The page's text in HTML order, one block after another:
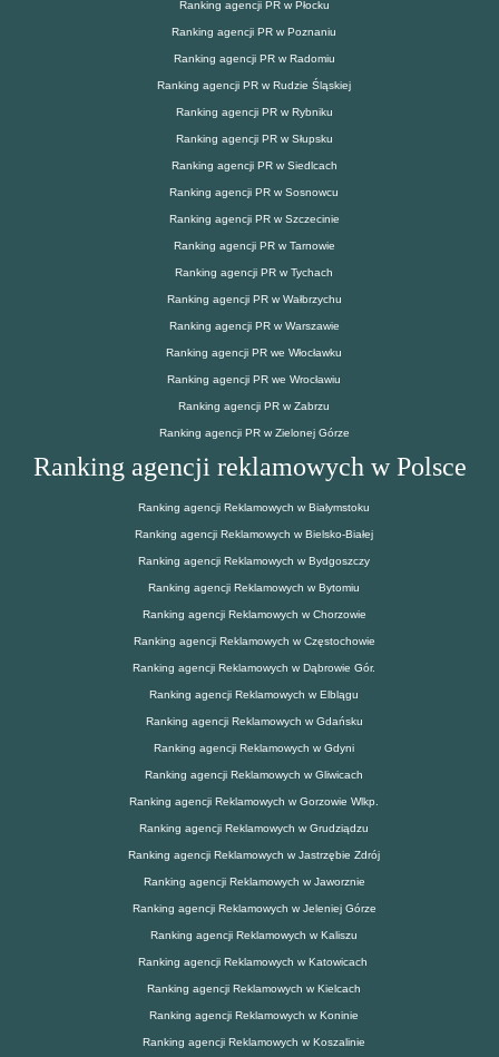
Ranking agencji PR w Płocku
Ranking agencji PR w Poznaniu
Ranking agencji PR w Radomiu
Ranking agencji PR w Rudzie Śląskiej
Ranking agencji PR w Rybniku
Ranking agencji PR w Słupsku
Ranking agencji PR w Siedlcach
Ranking agencji PR w Sosnowcu
Ranking agencji PR w Szczecinie
Ranking agencji PR w Tarnowie
Ranking agencji PR w Tychach
Ranking agencji PR w Wałbrzychu
Ranking agencji PR w Warszawie
Ranking agencji PR we Włocławku
Ranking agencji PR we Wrocławiu
Ranking agencji PR w Zabrzu
Ranking agencji PR w Zielonej Górze
Ranking agencji reklamowych w Polsce
Ranking agencji Reklamowych w Białymstoku
Ranking agencji Reklamowych w Bielsko-Białej
Ranking agencji Reklamowych w Bydgoszczy
Ranking agencji Reklamowych w Bytomiu
Ranking agencji Reklamowych w Chorzowie
Ranking agencji Reklamowych w Częstochowie
Ranking agencji Reklamowych w Dąbrowie Gór.
Ranking agencji Reklamowych w Elblągu
Ranking agencji Reklamowych w Gdańsku
Ranking agencji Reklamowych w Gdyni
Ranking agencji Reklamowych w Gliwicach
Ranking agencji Reklamowych w Gorzowie Wlkp.
Ranking agencji Reklamowych w Grudziądzu
Ranking agencji Reklamowych w Jastrzębie Zdrój
Ranking agencji Reklamowych w Jaworznie
Ranking agencji Reklamowych w Jeleniej Górze
Ranking agencji Reklamowych w Kaliszu
Ranking agencji Reklamowych w Katowicach
Ranking agencji Reklamowych w Kielcach
Ranking agencji Reklamowych w Koninie
Ranking agencji Reklamowych w Koszalinie